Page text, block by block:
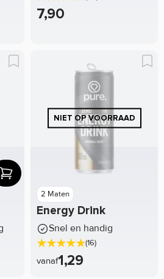
7,90
2 Maten
Energy Drink
Snel en handig
(16)
vanaf1,29